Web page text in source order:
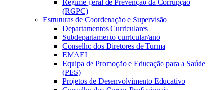
Regime geral de Prevenção da Corrupção
(RGPC)
Estruturas de Coordenação e Supervisão
Departamentos Curriculares
Subdepartamento curricular/ano
Conselho dos Diretores de Turma
EMAEI
Equipa de Promoção e Educação para a Saúde
(PES)
Projetos de Desenvolvimento Educativo